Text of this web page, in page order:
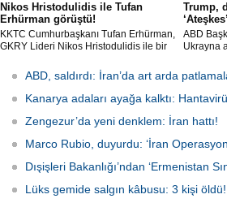
Nikos Hristodulidis ile Tufan
Erhürman görüştü!
KKTC Cumhurbaşkanı Tufan Erhürman,
GKRY Lideri Nikos Hristodulidis ile bir
verimli ve olumlu bir havada geçti" dedi.
Trump,
ABD
Ukrayna
edildiğini
ABD, saldırdı: İran’da art arda
Kanarya adaları ayağa kalktı:
Zengezur’da yeni denklem: İran hattı!
Marco Rubio, duyurdu: ‘İran
Dışişleri Bakanlığı’ndan ‘Ermenistan
Lüks gemide salgın kâbusu: 3 kişi öldü!